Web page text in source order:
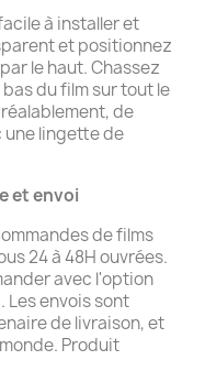
à installer et
et positionnez
le haut. Chassez
du film sur tout le
de
lingette de
etenvoi
de films
24 à 48H ouvrées.
avec l'option
Les envois sont
de livraison, et
Produit